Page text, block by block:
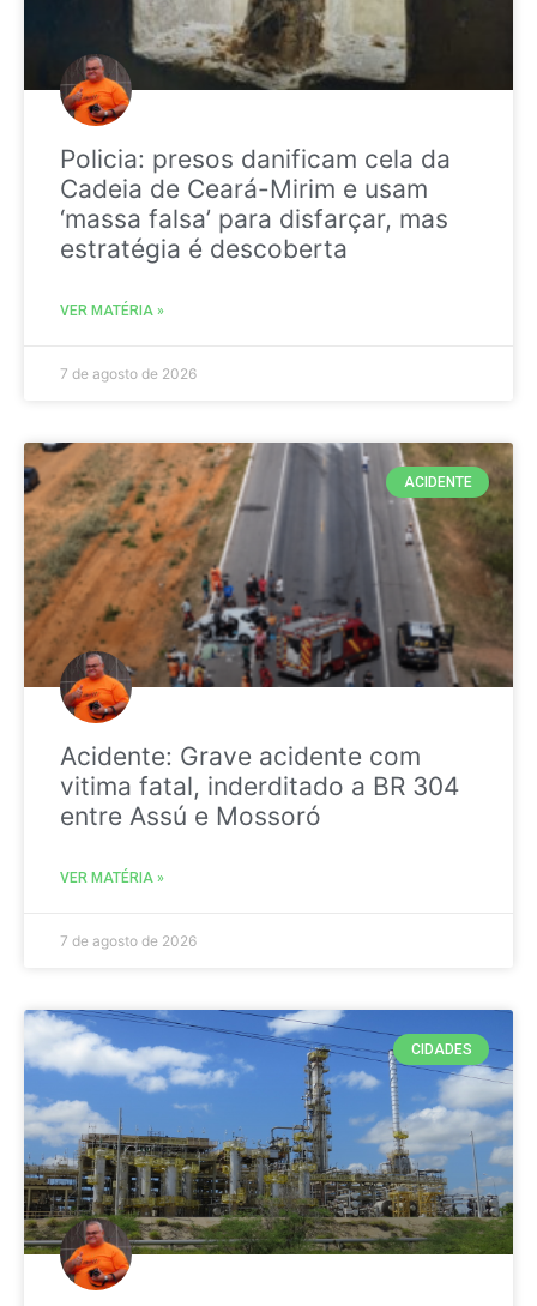
Policia: presos danificam cela da
Cadeia de Ceará-Mirim e usam
‘massa falsa’ para disfarçar, mas
estratégia é descoberta
VER MATÉRIA »
7 de agosto de 2026
ACIDENTE
Acidente: Grave acidente com
vitima fatal, inderditado a BR 304
entre Assú e Mossoró
VER MATÉRIA »
7 de agosto de 2026
CIDADES